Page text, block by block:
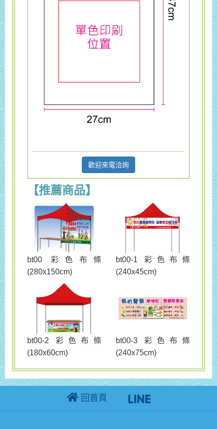
歡迎來電洽詢
【推薦商品】
bt00 彩色布條
(280x150cm)
bt00-1 彩色布條
(240x45cm)
bt00-2 彩色布條
(180x60cm)
bt00-3 彩色布條
(240x75cm)
回首頁